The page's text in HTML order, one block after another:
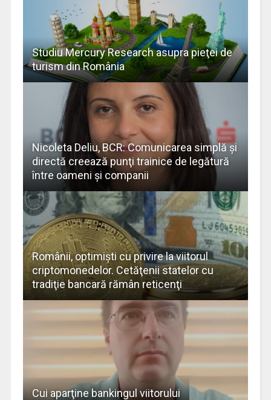
Studiu Mercury Research asupra pieţei de
turism din România
Nicoleta Deliu, BCR: Comunicarea simplă şi
directă creează punţi trainice de legătură
între oameni şi companii
Românii, optimiști cu privire la viitorul
criptomonedelor. Cetăţenii statelor cu
tradiţie bancară rămân reticenţi
Cui aparţine bankingul viitorului